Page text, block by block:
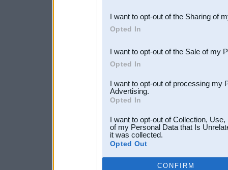
Downstream Participants
third parties.
I want to opt-out of the Sharing of
Opted In
I want to opt-out of the Sale of my
Opted In
I want to opt-out of processing my
Advertising.
Opted In
I want to opt-out of Collection,
of my Personal Data that Is
it was collected.
Opted Out
CONFIRM